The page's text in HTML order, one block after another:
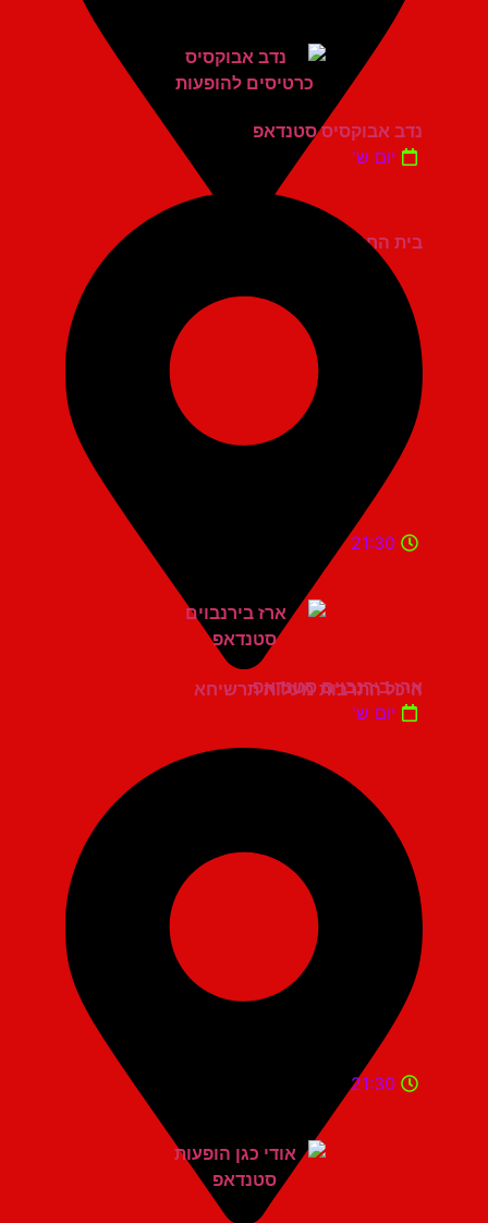
בית החייל תל אביב
נדב אבוקסיס סטנדאפ
יום ש'
היכל התרבות מעלות תרשיחא
21:30
ארז בירנבוים סטנדאפ
יום ש'
21:30